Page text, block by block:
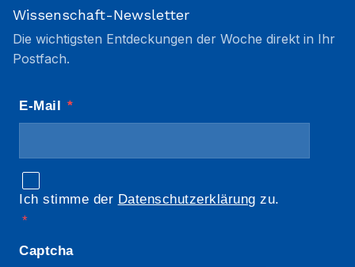
Wissenschaft-Newsletter
Die wichtigsten Entdeckungen der Woche direkt in Ihr
Postfach.